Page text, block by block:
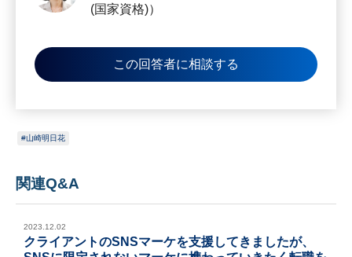
(国家資格)）
この回答者に相談する
山崎明日花
関連Q&A
2023.12.02
クライアントのSNSマーケを支援してきましたが、